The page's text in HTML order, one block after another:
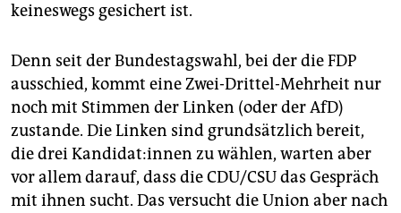
keineswegs gesichert ist.
Denn seit der Bundestagswahl, bei der die FDP
ausschied, kommt eine Zwei-Drittel-Mehrheit nur
noch mit Stimmen der Linken (oder der AfD)
zustande. Die Linken sind grundsätzlich bereit,
die drei Kan­di­da­t:in­nen zu wählen, warten aber
vor allem darauf, dass die CDU/CSU das Gespräch
mit ihnen sucht. Das versucht die Union aber nach